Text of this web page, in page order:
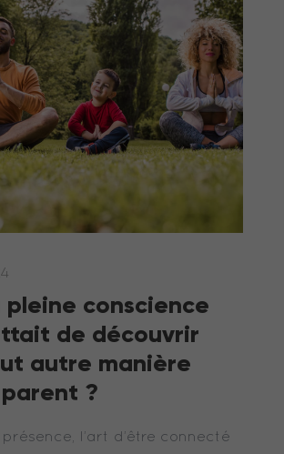
pleine conscience
de découvrir
autre manière
?
l’art d’être connecté